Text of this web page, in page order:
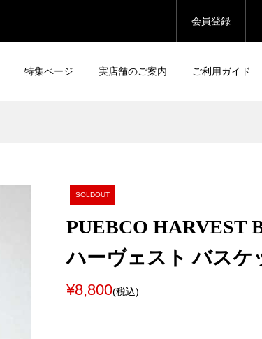
会員登録
特集ページ 実店舗のご案内 ご利用ガイド
SOLDOUT
PUEBCO HARVEST
ハーヴェスト バスケ
¥8,800(税込)